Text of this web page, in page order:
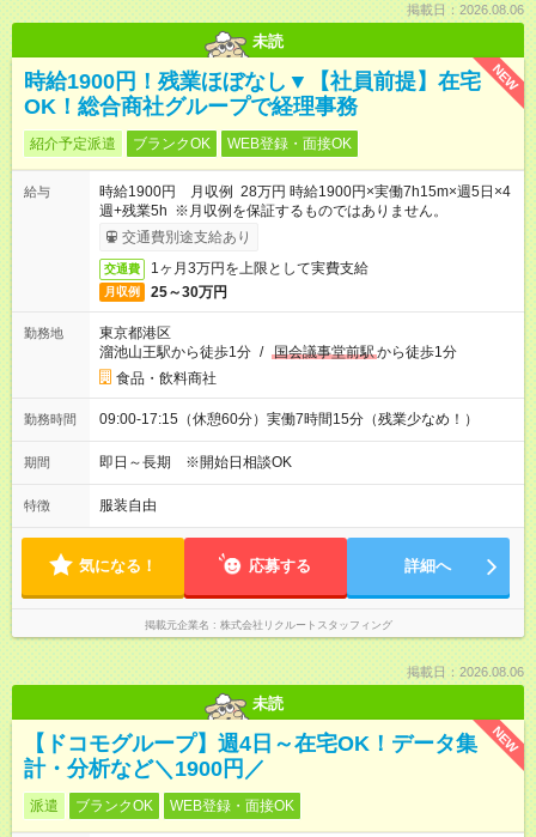
掲載日：2026.08.06
未読
NEW
時給1900円！残業ほぼなし▼【社員前提】在宅
OK！総合商社グループで経理事務
紹介予定派遣 ブランクOK WEB登録・面接OK
給与
時給1900円 月収例 28万円 時給1900円×実働7h15m×週5日×4
週+残業5h ※月収例を保証するものではありません。
交通費別途支給あり
交通費 1ヶ月3万円を上限として実費支給
月収例 25～30万円
勤務地
東京都港区
溜池山王駅から徒歩1分 / 国会議事堂前駅から徒歩1分
食品・飲料商社
勤務時間 09:00-17:15（休憩60分）実働7時間15分（残業少なめ！）
期間 即日～長期 ※開始日相談OK
特徴 服装自由
気になる！ 応募する 詳細へ
掲載元企業名 株式会社リクルートスタッフィング
掲載日：2026.08.06
未読
NEW
【ドコモグループ】週4日～在宅OK！データ集
計・分析など＼1900円／
派遣 ブランクOK WEB登録・面接OK